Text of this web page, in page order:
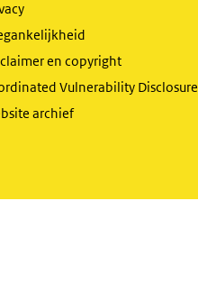
en copyright
Vulnerability Disclosure
archief